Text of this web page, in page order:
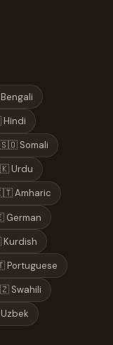
🇸🇴 Somali
Urdu
Amharic
Swahili